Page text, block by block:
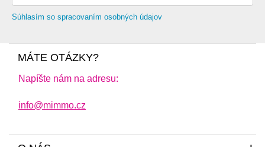
Súhlasím so spracovaním osobných údajov
MÁTE OTÁZKY?
Napíšte nám na adresu:
info@mimmo.cz